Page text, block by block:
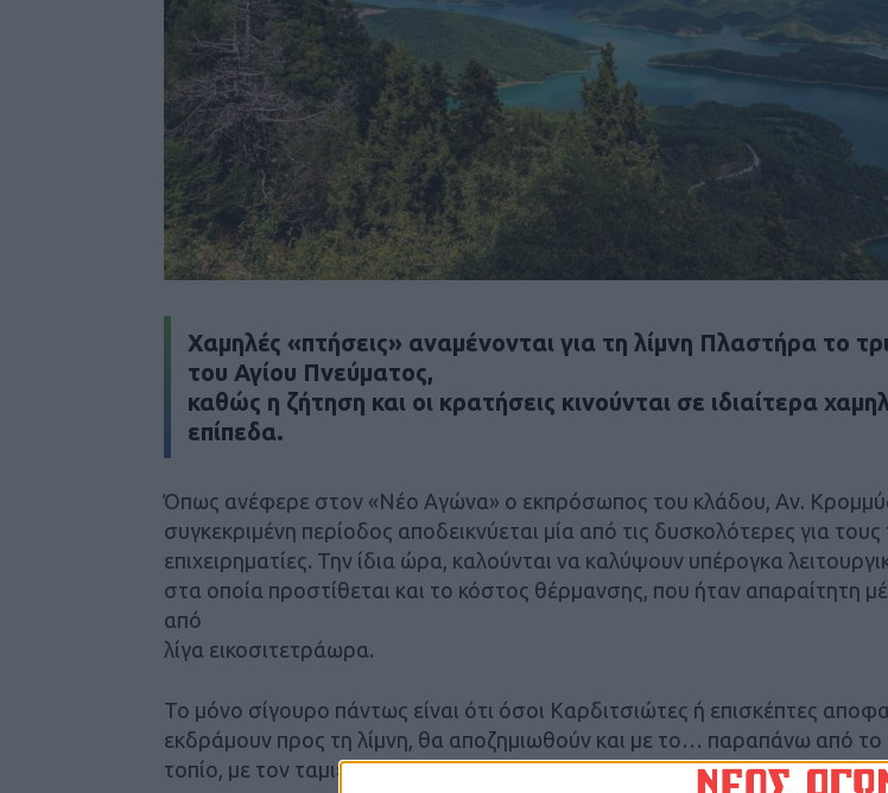
Χαμηλές «πτήσεις» αναμένονται για τη λίμνη Πλαστήρα το
του Αγίου Πνεύματος,
καθώς η ζήτηση και οι κρατήσεις κινούνται σε ιδιαίτερα
επίπεδα.
Όπως ανέφερε στον «Νέο Αγώνα» ο εκπρόσωπος του κλάδου, Αν.
συγκεκριμένη περίοδος αποδεικνύεται μία από τις δυσκολότερες για τους
επιχειρηματίες. Την ίδια ώρα, καλούνται να καλύψουν υπέρογκα
στα οποία προστίθεται και το κόστος θέρμανσης, που ήταν απαραίτητη
από
λίγα εικοσιτετράωρα.
Το μόνο σίγουρο πάντως είναι ότι όσοι Καρδιτσιώτες ή επισκέπτες
εκδράμουν προς τη λίμνη, θα αποζημιωθούν και με το… παραπάνω από το
τοπίο, με τον ταμιευτήρα γεμάτο με νερό και το καταπράσινο περιβάλλον.